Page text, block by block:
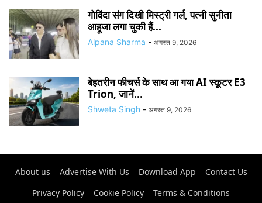
गोविंदा संग दिखी मिस्ट्री गर्ल, पत्नी सुनीता
आहूजा लगा चुकी हैं...
Alpana Sharma - अगस्त 9, 2026
बेहतरीन फीचर्स के साथ आ गया AI स्कूटर E3
Trion, जानें...
Shweta Singh - अगस्त 9, 2026
About us Advertise With Us Download App
Contact Us
Privacy Policy
Cookie Policy Terms & Conditions